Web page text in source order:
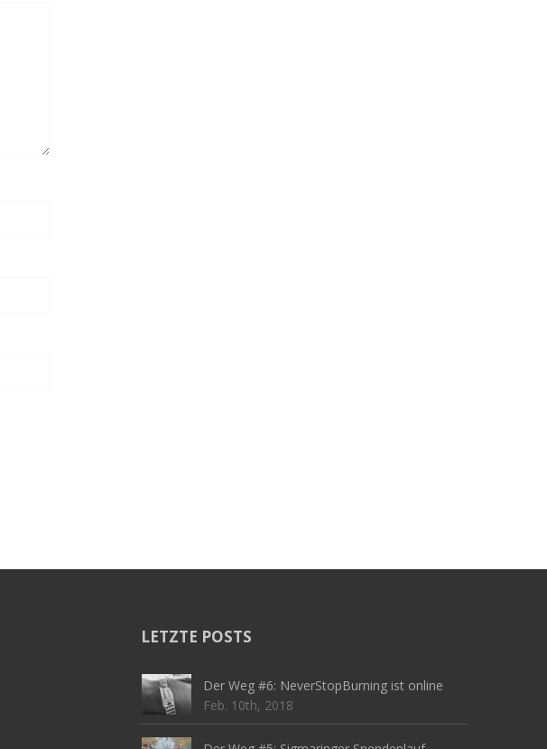
LETZTE POSTS
Der Weg #6: NeverStopBurning ist online
Feb. 10th, 2018